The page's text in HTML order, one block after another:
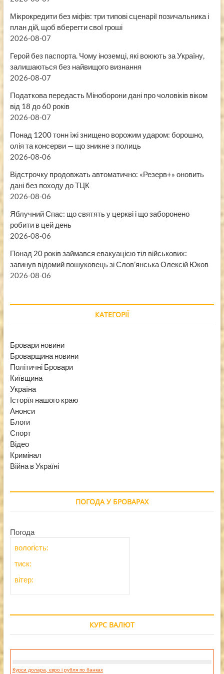
Мікрокредити без міфів: три типові сценарії позичальника і
план дій, щоб вберегти свої гроші
2026-08-07
Герой без паспорта. Чому іноземці, які воюють за Україну,
залишаються без найвищого визнання
2026-08-07
Податкова передасть Міноборони дані про чоловіків віком
від 18 до 60 років
2026-08-07
Понад 1200 тонн їжі знищено ворожим ударом: борошно,
олія та консерви — що зникне з полиць
2026-08-06
Відстрочку продовжать автоматично: «Резерв+» оновить
дані без походу до ТЦК
2026-08-06
Яблучний Спас: що святять у церкві і що заборонено
робити в цей день
2026-08-06
Понад 20 років займався евакуацією тіл військових:
загинув відомий пошуковець зі Слов’янська Олексій Юков
2026-08-06
КАТЕГОРІЇ
Бровари новини
Броварщина новини
Політичні Бровари
Київщина
Україна
Історїя нашого краю
Анонси
Блоги
Спорт
Відео
Кримінал
Війна в Україні
ПОГОДА У БРОВАРАХ
Погода
вологість:
тиск:
вітер:
КУРС ВАЛЮТ
Курси долара, євро і рубля по банках